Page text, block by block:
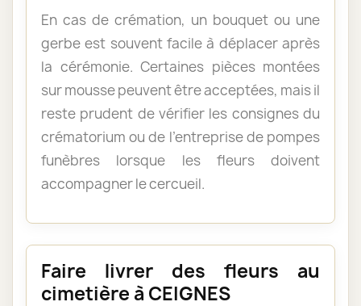
En cas de crémation, un bouquet ou une
gerbe est souvent facile à déplacer après
la cérémonie. Certaines pièces montées
sur mousse peuvent être acceptées, mais il
reste prudent de vérifier les consignes du
crématorium ou de l’entreprise de pompes
funèbres lorsque les fleurs doivent
accompagner le cercueil.
Faire livrer des fleurs au
cimetière à CEIGNES